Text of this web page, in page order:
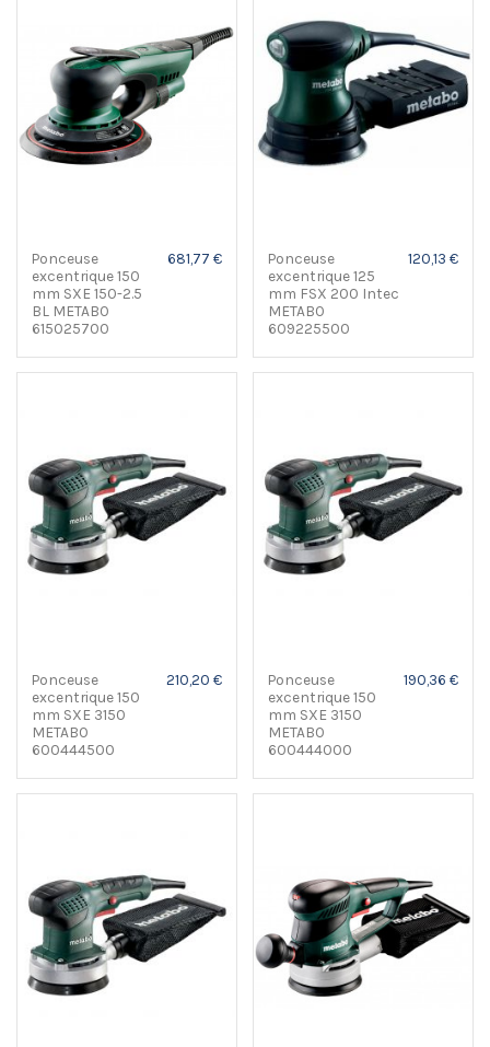
Ponceuse
excentrique 150
mm SXE 150-2.5
BL METABO
615025700
681,77 €
Ponceuse
excentrique 125
mm FSX 200 Intec
METABO
609225500
120,13 €
Ponceuse
excentrique 150
mm SXE 3150
METABO
600444500
210,20 €
Ponceuse
excentrique 150
mm SXE 3150
METABO
600444000
190,36 €